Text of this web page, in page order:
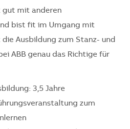
gut mit anderen
bist fit im Umgang mit
Ausbildung zum Stanz- und
ABB genau das Richtige für
3,5 Jahre
zum